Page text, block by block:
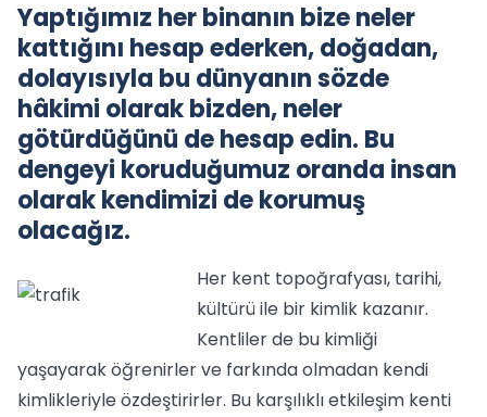
Yaptığımız her binanın bize neler
kattığını hesap ederken, doğadan,
dolayısıyla bu dünyanın sözde
hâkimi olarak bizden, neler
götürdüğünü de hesap edin. Bu
dengeyi koruduğumuz oranda insan
olarak kendimizi de korumuş
olacağız.
Her kent topoğrafyası, tarihi,
kültürü ile bir kimlik kazanır.
Kentliler de bu kimliği
yaşayarak öğrenirler ve farkında olmadan kendi
kimlikleriyle özdeştirirler. Bu karşılıklı etkileşim kenti